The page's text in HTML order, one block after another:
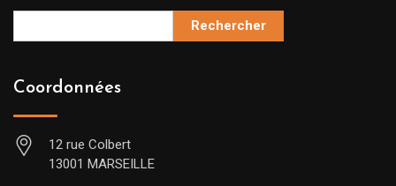
Rechercher
Coordonnées
12 rue Colbert
13001 MARSEILLE